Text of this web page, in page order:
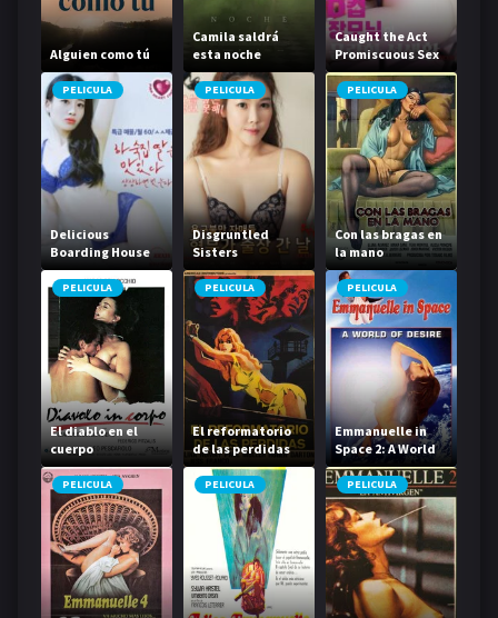
Alguien como tú
Camila saldrá
esta noche
Caught the Act
Promiscuous Sex
Life
PELICULA
Delicious
Boarding House
Daughter
PELICULA
Disgruntled
Sisters
PELICULA
Con las bragas en
la mano
PELICULA
El diablo en el
cuerpo
PELICULA
El reformatorio
de las perdidas
PELICULA
Emmanuelle in
Space 2: A World
of Desire
PELICULA PELICULA PELICULA